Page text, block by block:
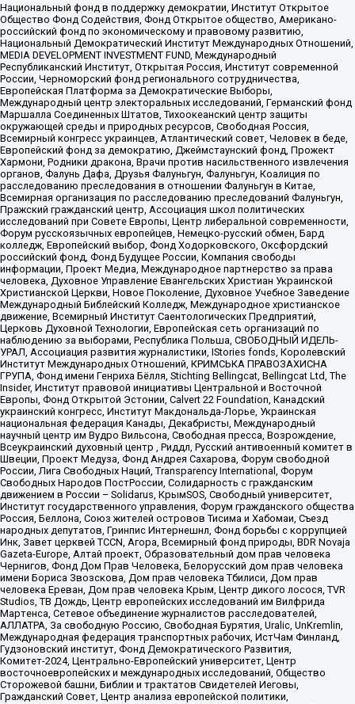
Национальный фонд в поддержку демократии, Институт Открытое
Общество Фонд Содействия, Фонд Открытое общество, Американо-
российский фонд по экономическому и правовому развитию,
Национальный Демократический Институт Международных Отношений,
MEDIA DEVELOPMENT INVESTMENT FUND, Международный
Республиканский Институт, Открытая Россия, Институт современной
России, Черноморский фонд регионального сотрудничества,
Европейская Платформа за Демократические Выборы,
Международный центр электоральных исследований, Германский фонд
Маршалла Соединенных Штатов, Тихоокеанский центр защиты
окружающей среды и природных ресурсов, Свободная Россия,
Всемирный конгресс украинцев, Атлантический совет, Человек в беде,
Европейский фонд за демократию, Джеймстаунский фонд, Прожект
Хармони, Родники дракона, Врачи против насильственного извлечения
органов, Фалунь Дафа, Друзья Фалуньгун, Фалуньгун, Коалиция по
расследованию преследования в отношении Фалуньгун в Китае,
Всемирная организация по расследованию преследований Фалуньгун,
Пражский гражданский центр, Ассоциация школ политических
исследований при Совете Европы, Центр либеральной современности,
Форум русскоязычных европейцев, Немецко-русский обмен, Бард
колледж, Европейский выбор, Фонд Ходорковского, Оксфордский
российский фонд, Фонд Будущее России, Компания свободы
информации, Проект Медиа, Международное партнерство за права
человека, Духовное Управление Евангельских Христиан Украинской
Христианской Церкви, Новое Поколение, Духовное Учебное Заведение
Международный Библейский Колледж, Международное христианское
движение, Всемирный Институт Саентологических Предприятий,
Церковь Духовной Технологии, Европейская сеть организаций по
наблюдению за выборами, Республика Польша, СВОБОДНЫЙ ИДЕЛЬ-
УРАЛ, Ассоциация развития журналистики, IStories fonds, Королевский
Институт Международных Отношений, КРИМСЬКА ПРАВОЗАХИСНА
ГРУПА, Фонд имени Генриха Бёлля, Stichting Bellingcat, Bellingcat Ltd, The
Insider, Институт правовой инициативы Центральной и Восточной
Европы, Фонд Открытой Эстонии, Calvert 22 Foundation, Канадский
украинский конгресс, Институт Макдональда-Лорье, Украинская
национальная федерация Канады, Декабристы, Международный
научный центр им Вудро Вильсона, Свободная пресса, Возрождение,
Всеукраинский духовный центр , Риддл, Русский антивоенный комитет в
Швеции, Проект Медуза, Фонд Андрея Сахарова, Форум свободной
России, Лига Свободных Наций, Transparеncy International, Форум
Свободных Народов ПостРоссии, Солидарность с гражданским
движением в России – Solidarus, КрымSOS, Свободный университет,
Институт государственного управления, Форум гражданского общества
Россия, Беллона, Союз жителей островов Тисима и Хабомаи, Съезд
народных депутатов, Гринпис Интернешнл, Фонд борьбы с коррупцией
Инк, Завет церквей TCCN, Агора, Всемирный фонд природы, BDR Novaja
Gazeta-Europe, Алтай проект, Образовательный дом прав человека
Чернигов, Фонд Дом Прав Человека, Белорусский дом прав человека
имени Бориса Звозскова, Дом прав человека Тбилиси, Дом прав
человека Ереван, Дом прав человека Крым, Центр дикого лосося, TVR
Studios, ТВ Дождь, Центр европейских исследований им Вилфрида
Мартенса, Сетевое объединение журналистов расследователей,
АЛЛАТРА, За свободную Россию, Свободная Бурятия, Uralic, UnKremlin,
Международная федерация транспортных рабочих, ИстЧам Финланд,
Гудзоновский институт, Фонд Демократического Развития,
Комитет-2024, Центрально-Европейский университет, Центр
восточноевропейских и международных исследований, Общество
Сторожевой башни, Библии и трактатов Свидетелей Иеговы,
Гражданский Совет, Центр анализа европейской политики,